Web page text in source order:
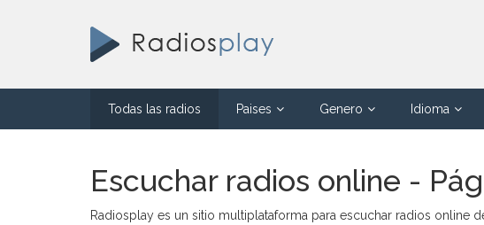
Todas las radios Paises Genero Idioma
Escuchar radios online -
Radiosplay es un sitio multiplataforma para escuchar radios online